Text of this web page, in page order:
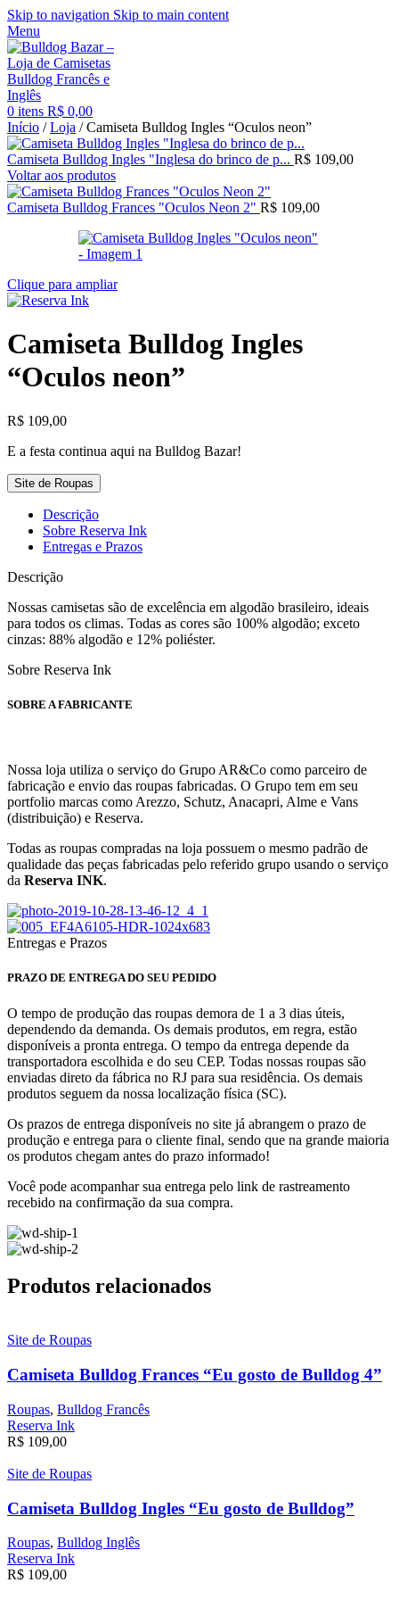
Skip to navigation Skip to main content
Menu
0 itens R$ 0,00
Início /Loja /Camiseta Bulldog Ingles “Oculos neon”
Camiseta Bulldog Ingles "Inglesa do brinco de p... R$ 109,00
Voltar aos produtos
Camiseta Bulldog Frances "Oculos Neon 2" R$ 109,00
Clique para ampliar
Camiseta Bulldog Ingles
“Oculos neon”
R$ 109,00
E a festa continua aqui na Bulldog Bazar!
Site de Roupas
Descrição
Sobre Reserva Ink
Entregas e Prazos
Descrição
Nossas camisetas são de excelência em algodão brasileiro, ideais
para todos os climas. Todas as cores são 100% algodão; exceto
cinzas: 88% algodão e 12% poliéster.
Sobre Reserva Ink
SOBRE A FABRICANTE
Nossa loja utiliza o serviço do Grupo AR&Co como parceiro de
fabricação e envio das roupas fabricadas. O Grupo tem em seu
portfolio marcas como Arezzo, Schutz, Anacapri, Alme e Vans
(distribuição) e Reserva.
Todas as roupas compradas na loja possuem o mesmo padrão de
qualidade das peças fabricadas pelo referido grupo usando o serviço
da Reserva INK.
Entregas e Prazos
PRAZO DE ENTREGA DO SEU PEDIDO
O tempo de produção das roupas demora de 1 a 3 dias úteis,
dependendo da demanda. Os demais produtos, em regra, estão
disponíveis a pronta entrega. O tempo da entrega depende da
transportadora escolhida e do seu CEP. Todas nossas roupas são
enviadas direto da fábrica no RJ para sua residência. Os demais
produtos seguem da nossa localização física (SC).
Os prazos de entrega disponíveis no site já abrangem o prazo de
produção e entrega para o cliente final, sendo que na grande maioria
os produtos chegam antes do prazo informado!
Você pode acompanhar sua entrega pelo link de rastreamento
recebido na confirmação da sua compra.
Produtos relacionados
Site de Roupas
Camiseta Bulldog Frances “Eu gosto de Bulldog 4”
Roupas, Bulldog Francês
Reserva Ink
R$ 109,00
Site de Roupas
Camiseta Bulldog Ingles “Eu gosto de Bulldog”
Roupas, Bulldog Inglês
Reserva Ink
R$ 109,00